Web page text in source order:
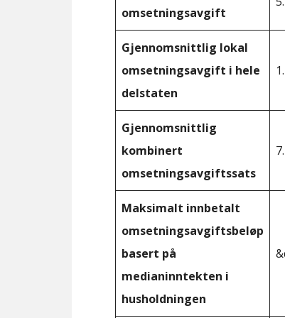
omsetningsavgift
Gjennomsnittlig lokal
omsetningsavgift i hele
delstaten
Gjennomsnittlig
kombinert
omsetningsavgiftssats
Maksimalt innbetalt
omsetningsavgiftsbeløp
basert på
medianinntekten i
husholdningen